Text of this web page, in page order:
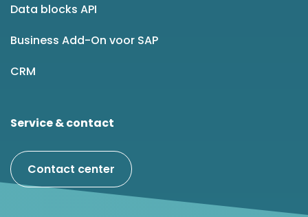
Data blocks API
Business Add-On voor SAP
CRM
Service & contact
Contact center